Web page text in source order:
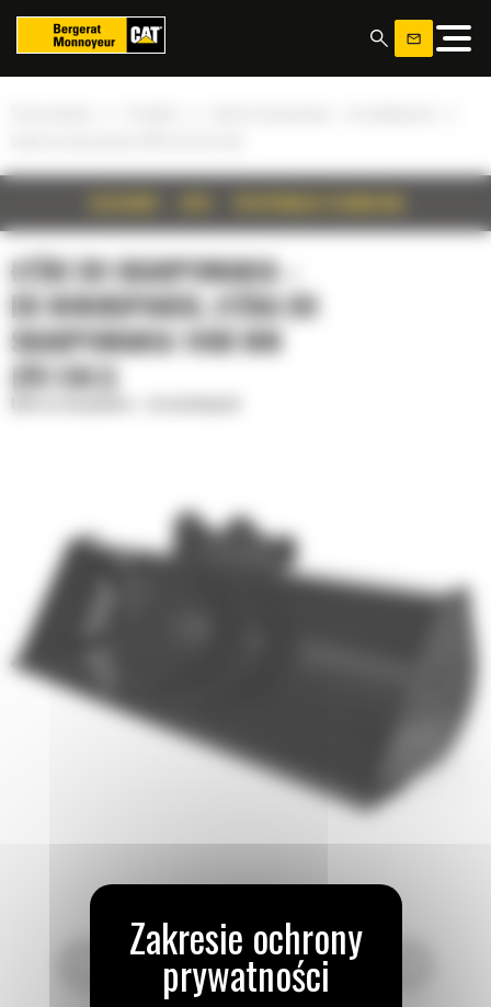
ŁYŻKI DO SKARPOWANIA –
DO MINIKOPAREK, ŁYŻKA DO
SKARPOWANIA 1400 MM
(55 CALI)
Panel zarządzania plikami cookies